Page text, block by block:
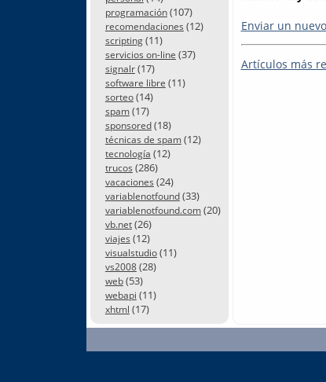
programación(107)
recomendaciones (12)
scripting(11)
servicios on-line (37)
signalr(17)
software libre (11)
sorteo(14)
spam(17)
sponsored(18)
técnicas de spam(12)
tecnología (12)
trucos (286)
vacaciones (24)
variablenotfound(33)
variablenotfound.com(20)
vb.net(26)
viajes (12)
visualstudio(11)
vs2008(28)
web(53)
webapi (11)
xhtml (17)
Enviar un
Artículos más